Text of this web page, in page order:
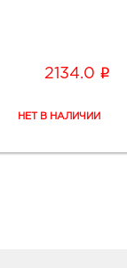
2134.0 i